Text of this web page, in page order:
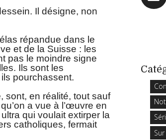
Il désigne, non
répandue dans le
et de la Suisse : les
pas le moindre signe
Ils sont les
pourchassent.
sont, en réalité, tout sauf
a vue à l’œuvre en
qui voulait extirper la
catholiques, fermait